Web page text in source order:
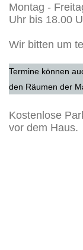
Montag -
Uhr bis 18.00
Wir bitten um
Termine können
den Räumen der
Kostenlose
vor dem Haus.